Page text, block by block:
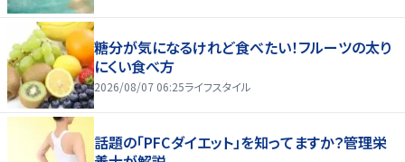
糖分が気になるけれど食べたい！フルーツの太り
にくい食べ方
2026/08/07 06:25ライフスタイル
話題の「PFCダイエット」を知ってますか？管理栄